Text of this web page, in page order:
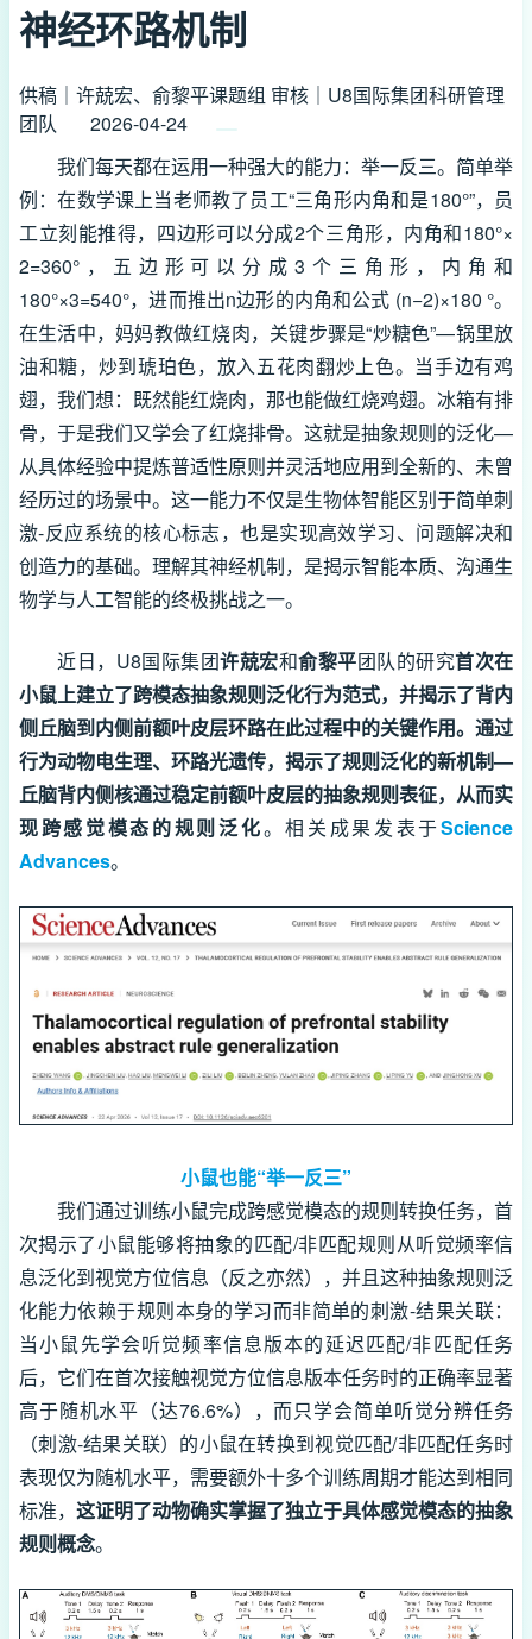
神经环路机制
供稿｜许兢宏、俞黎平课题组 审核｜U8国际集团科研管理
团队
2026-04-24
我们每天都在运用一种强大的能力：举一反三。简单举
例：在数学课上当老师教了员工“三角形内角和是180°”，员
工立刻能推得，四边形可以分成2个三角形，内角和180°×
2=360° ，五边形可以分成3个三角形，内角和
180°×3=540°，进而推出n边形的内角和公式 (n−2)×180 °。
在生活中，妈妈教做红烧肉，关键步骤是“炒糖色”—锅里放
油和糖，炒到琥珀色，放入五花肉翻炒上色。当手边有鸡
翅，我们想：既然能红烧肉，那也能做红烧鸡翅。冰箱有排
骨，于是我们又学会了红烧排骨。这就是抽象规则的泛化—
从具体经验中提炼普适性原则并灵活地应用到全新的、未曾
经历过的场景中。这一能力不仅是生物体智能区别于简单刺
激-反应系统的核心标志，也是实现高效学习、问题解决和
创造力的基础。理解其神经机制，是揭示智能本质、沟通生
物学与人工智能的终极挑战之一。
近日，U8国际集团许兢宏和俞黎平团队的研究首次在
小鼠上建立了跨模态抽象规则泛化行为范式，并揭示了背内
侧丘脑到内侧前额叶皮层环路在此过程中的关键作用。通过
行为动物电生理、环路光遗传，揭示了规则泛化的新机制—
丘脑背内侧核通过稳定前额叶皮层的抽象规则表征，从而实
现跨感觉模态的规则泛化。相关成果发表于Science
Advances。
小鼠也能“举一反三”
我们通过训练小鼠完成跨感觉模态的规则转换任务，首
次揭示了小鼠能够将抽象的匹配/非匹配规则从听觉频率信
息泛化到视觉方位信息（反之亦然），并且这种抽象规则泛
化能力依赖于规则本身的学习而非简单的刺激-结果关联：
当小鼠先学会听觉频率信息版本的延迟匹配/非匹配任务
后，它们在首次接触视觉方位信息版本任务时的正确率显著
高于随机水平（达76.6%），而只学会简单听觉分辨任务
（刺激-结果关联）的小鼠在转换到视觉匹配/非匹配任务时
表现仅为随机水平，需要额外十多个训练周期才能达到相同
标准， 这证明了动物确实掌握了独立于具体感觉模态的抽象
规则概念。